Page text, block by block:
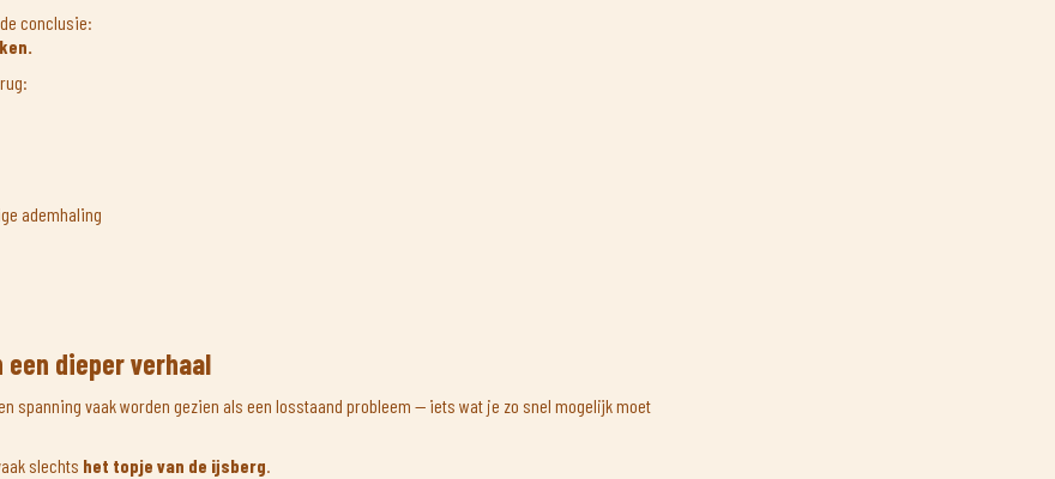
conclusie:
ademhaling
dieper verhaal
spanning vaak worden gezien als een losstaand probleem — iets wat je zo snel mogelijk moet
slechts het topje van de ijsberg.